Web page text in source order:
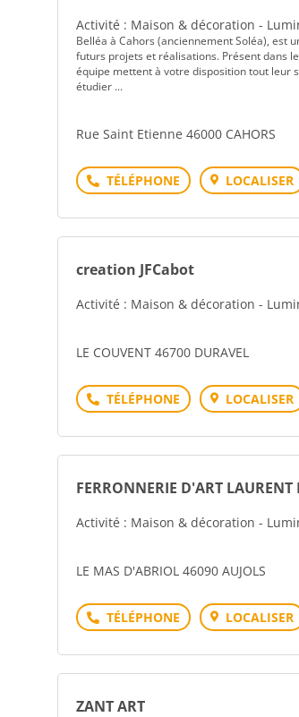
Activité : Maison & décoration -
Belléa à Cahors (anciennement Soléa), est
futurs projets et réalisations. Présent dans
équipe mettent à votre disposition tout leur
étudier ...
Rue Saint Etienne 46000 CAHORS
Téléphone LOCALISER
creation JFCabot
Activité : Maison & décoration -
LE COUVENT 46700 DURAVEL
Téléphone LOCALISER
FERRONNERIE D'ART LAURENT
Activité : Maison & décoration -
LE MAS D'ABRIOL 46090 AUJOLS
Téléphone LOCALISER
ZANT ART